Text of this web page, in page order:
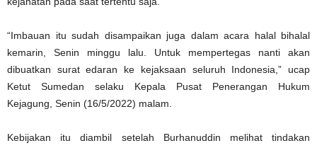
“Imbauan itu sudah disampaikan juga dalam acara halal bihalal
kemarin, Senin minggu lalu. Untuk mempertegas nanti akan
dibuatkan surat edaran ke kejaksaan seluruh Indonesia,” ucap
Ketut Sumedan selaku Kepala Pusat Penerangan Hukum
Kejagung, Senin (16/5/2022) malam.
Kebijakan itu diambil setelah Burhanuddin melihat tindakan